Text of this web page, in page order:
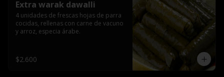
Extra warak dawalli
4 unidades de frescas hojas de parra
cocidas, rellenas con carne de vacuno
y arroz, especia árabe.
$2.600